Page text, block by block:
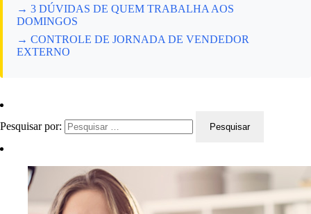
→ 3 DÚVIDAS DE QUEM TRABALHA AOS
DOMINGOS
→ CONTROLE DE JORNADA DE VENDEDOR
EXTERNO
Pesquisar por: